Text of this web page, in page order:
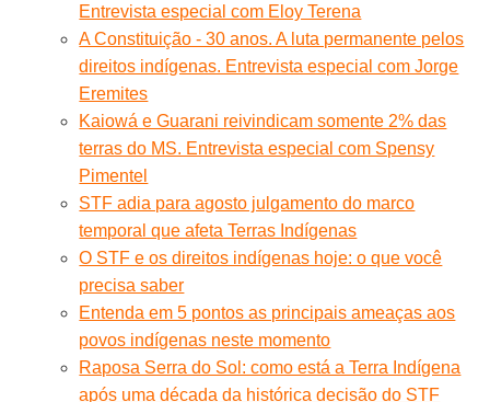
Entrevista especial com Eloy Terena
A Constituição - 30 anos. A luta permanente pelos
direitos indígenas. Entrevista especial com Jorge
Eremites
Kaiowá e Guarani reivindicam somente 2% das
terras do MS. Entrevista especial com Spensy
Pimentel
STF adia para agosto julgamento do marco
temporal que afeta Terras Indígenas
O STF e os direitos indígenas hoje: o que você
precisa saber
Entenda em 5 pontos as principais ameaças aos
povos indígenas neste momento
Raposa Serra do Sol: como está a Terra Indígena
após uma década da histórica decisão do STF